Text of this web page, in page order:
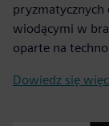
pryzmatycznych
wiodącymi w
oparte na
Dowiedz się